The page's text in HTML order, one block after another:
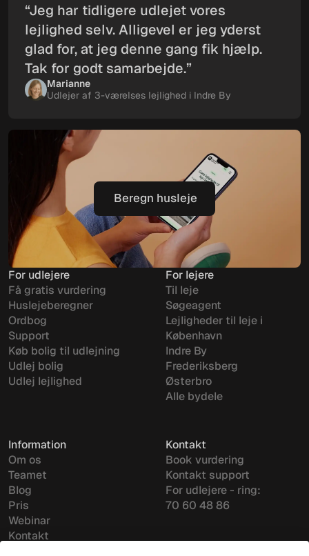
“Jeg har tidligere udlejet vores
lejlighed selv. Alligevel er jeg yderst
glad for, at jeg denne gang fik hjælp.
Tak for godt samarbejde.”
Marianne
Udlejer af 3-værelses lejlighed i Indre By
Beregn husleje
Beregn husleje
For udlejere
Få gratis vurdering
Huslejeberegner
Ordbog
Support
Køb bolig til udlejning
Udlej bolig
Udlej lejlighed
For lejere
Til leje
Søgeagent
Lejligheder til leje i
København
Indre By
Frederiksberg
Østerbro
Alle bydele
Information
Om os
Teamet
Blog
Pris
Webinar
Kontakt
Kontakt
Book vurdering
Kontakt support
For udlejere - ring:
70 60 48 86